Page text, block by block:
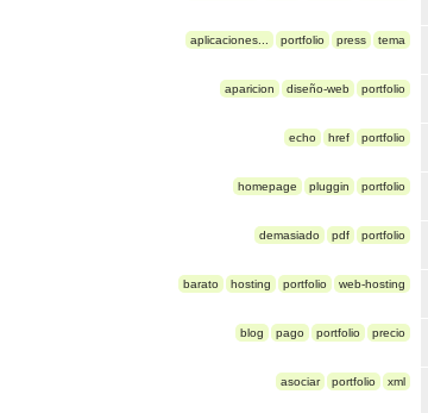
aplicaciones... portfolio press tema
aparicion diseño-web portfolio
echo href portfolio
homepage pluggin portfolio
demasiado pdf portfolio
barato hosting portfolio web-hosting
blog pago portfolio precio
asociar portfolio xml